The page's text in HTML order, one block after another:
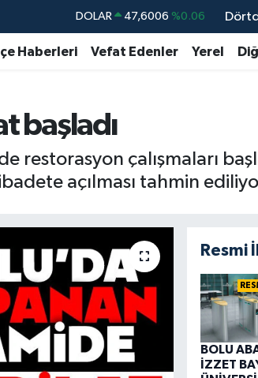
DOLAR 47,6006 %0.06
EURO 55,0250 %0.02
BİST100
BITCOIN 64.602,05 %0.69
Haberleri Vefat Edenler Yerel
başladı
restorasyon çalışmaları
açılması tahmin
Resmi
BOLU
İZZET